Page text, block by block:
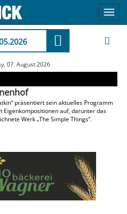
07. August 2026
präsentiert sein aktuelles Programm
Eigenkompositionen auf, darunter das
Werk „The Simple Things“.